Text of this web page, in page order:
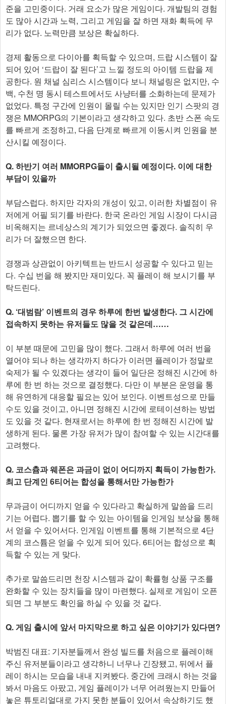
준을 고민중이다. 거래 요소가 많은 게임이다. 개발팀의 경험
도 많아 시간과 노력, 그리고 게임을 잘 하면 재화 획득에 무
리가 없다. 노력만큼 보상은 확실하다.
경제 활동으로 다이아를 획득할 수 있으며, 드랍 시스템이 잘
되어 있어 ‘드랍이 잘 된다’고 느낄 정도의 아이템 드랍을 제
공한다. 원 채널 심리스 시스템이다 보니 채널링은 없지만, 수
백, 수천 명 동시 테스트에서도 사냥터를 소화하는데 문제가
없었다. 특정 구간에 인원이 몰릴 수는 있지만 인기 스팟의 경
쟁은 MMORPG의 기본이라고 생각하고 있다. 초반 스폰 속도
를 빠르게 조정하고, 다음 단계로 빠르게 이동시켜 인원을 분
산시킬 예정이다.
Q. 하반기 여러 MMORPG들이 출시될 예정이다. 이에 대한
부담이 있을까
부담스럽다. 하지만 각자의 개성이 있고, 이러한 차별점이 유
저에게 어필 되기를 바란다. 한국 온라인 게임 시장이 다시금
비옥해지는 르네상스의 계기가 되었으면 좋겠다. 솔직히 우
리가 더 잘했으면 한다.
경쟁과 상관없이 아키텍트는 반드시 성공할 수 있다고 믿는
다. 수십 번을 해 봤지만 재미있다. 꼭 플레이 해 보시기를 부
탁드린다.
Q. ‘대범람’ 이벤트의 경우 하루에 한번 발생한다. 그 시간에
접속하지 못하는 유저들도 많을 것 같은데……
이 부분 때문에 고민을 많이 했다. 그래서 하루에 여러 번을
열어야 되나 하는 생각까지 하다가 이러면 플레이가 정말로
숙제가 될 수 있겠다는 생각이 들어 일단은 정해진 시간에 하
루에 한 번 하는 것으로 결정했다. 다만 이 부분은 운영을 통
해 유연하게 대응할 필요는 있어 보인다. 이벤트성으로 만들
수도 있을 것이고, 아니면 정해진 시간에 로테이션하는 방법
도 있을 것 같다. 현재로서는 하루에 한 번 정해진 시간에 발
생하게 된다. 물론 가장 유저가 많이 참여할 수 있는 시간대를
고려했다.
Q. 코스츔과 웨폰은 과금이 없이 어디까지 획득이 가능한가.
최고 단계인 6티어는 합성을 통해서만 가능한가
무과금이 어디까지 얻을 수 있다라고 확실하게 말씀을 드리
기는 어렵다. 뽑기를 할 수 있는 아이템을 인게임 보상을 통해
서 얻을 수 있어서다. 인게임 이벤트를 통해 기본적으로 4단
계의 코스튬은 얻을 수 있게 되어 있다. 6티어는 합성으로 획
득할 수 있는 게 맞다.
추가로 말씀드리면 천장 시스템과 같이 확률형 상품 구조를
완화할 수 있는 장치들을 많이 마련했다. 실제로 게임이 오픈
되면 그 부분도 확인을 하실 수 있을 것 같다.
Q. 게임 출시에 앞서 마지막으로 하고 싶은 이야기가 있다면?
박범진 대표: 기자분들께서 완성 빌드를 처음으로 플레이해
주신 유저분들이라고 생각하니 너무나 긴장됐고, 뒤에서 플
레이 하시는 모습을 내내 지켜봤다. 중간에 크래시 하는 것을
봐서 마음도 아팠고, 게임 플레이가 너무 어려웠는지 만들어
놓은 튜토리얼대로 가지 못한 분들이 있어서 속상하기도 했